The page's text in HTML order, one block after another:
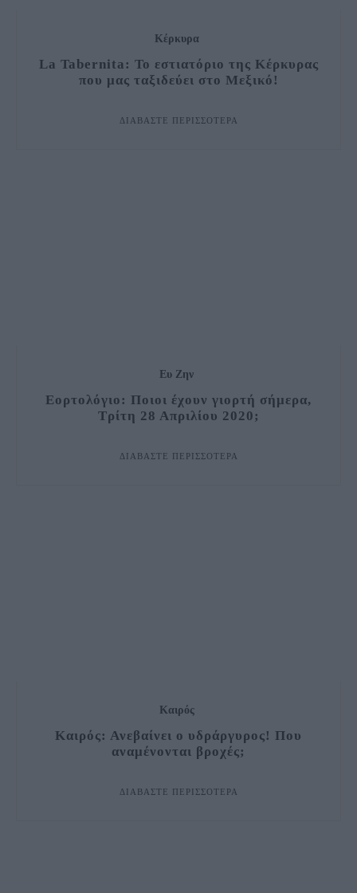
Κέρκυρα
La Tabernita: Το εστιατόριο της Κέρκυρας
που μας ταξιδεύει στο Μεξικό!
ΔΙΑΒΆΣΤΕ ΠΕΡΙΣΣΌΤΕΡΑ
Ευ Ζην
Εορτολόγιο: Ποιοι έχουν γιορτή σήμερα,
Τρίτη 28 Απριλίου 2020;
ΔΙΑΒΆΣΤΕ ΠΕΡΙΣΣΌΤΕΡΑ
Καιρός
Καιρός: Ανεβαίνει ο υδράργυρος! Που
αναμένονται βροχές;
ΔΙΑΒΆΣΤΕ ΠΕΡΙΣΣΌΤΕΡΑ